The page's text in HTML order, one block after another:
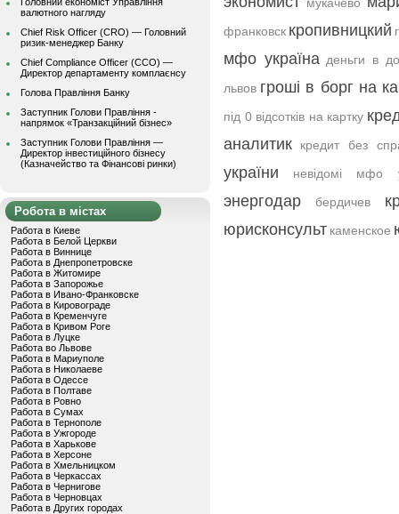
валютного нагляду
Chief Risk Officer (CRO) — Головний
ризик-менеджер Банку
Chief Compliance Officer (CCO) —
Директор департаменту комплаєнсу
Голова Правління Банку
Заступник Голови Правління -
напрямок «Транзакційний бізнес»
Заступник Голови Правління —
Директор інвестиційного бізнесу
(Казначейство та Фінансові ринки)
Робота в містах
Работа в Киеве
Работа в Белой Церкви
Работа в Виннице
Работа в Днепропетровске
Работа в Житомире
Работа в Запорожье
Работа в Ивано-Франковске
Работа в Кировограде
Работа в Кременчуге
Работа в Кривом Роге
Работа в Луцке
Работа во Львове
Работа в Мариуполе
Работа в Николаеве
Работа в Одессе
Работа в Полтаве
Работа в Ровно
Работа в Сумах
Работа в Тернополе
Работа в Ужгороде
Работа в Харькове
Работа в Херсоне
Работа в Хмельницком
Работа в Черкассах
Работа в Чернигове
Работа в Черновцах
Работа в Других городах
франковск кропивницкий
мфо україна деньги в
львов гроші в борг на
під 0 відсотків на картку
аналитик
кредит без
україни невідомі мфо
энергодар бердичев
юрисконсульт каменское